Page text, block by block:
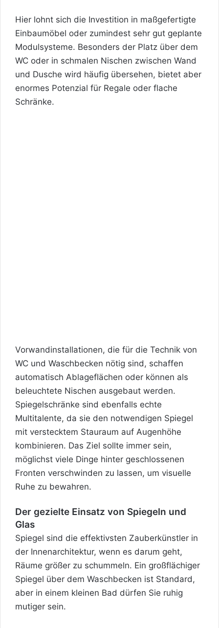
Hier lohnt sich die Investition in maßgefertigte
Einbaumöbel oder zumindest sehr gut geplante
Modulsysteme. Besonders der Platz über dem
WC oder in schmalen Nischen zwischen Wand
und Dusche wird häufig übersehen, bietet aber
enormes Potenzial für Regale oder flache
Schränke.
Vorwandinstallationen, die für die Technik von
WC und Waschbecken nötig sind, schaffen
automatisch Ablageflächen oder können als
beleuchtete Nischen ausgebaut werden.
Spiegelschränke sind ebenfalls echte
Multitalente, da sie den notwendigen Spiegel
mit verstecktem Stauraum auf Augenhöhe
kombinieren. Das Ziel sollte immer sein,
möglichst viele Dinge hinter geschlossenen
Fronten verschwinden zu lassen, um visuelle
Ruhe zu bewahren.
Der gezielte Einsatz von Spiegeln und
Glas
Spiegel sind die effektivsten Zauberkünstler in
der Innenarchitektur, wenn es darum geht,
Räume größer zu schummeln. Ein großflächiger
Spiegel über dem Waschbecken ist Standard,
aber in einem kleinen Bad dürfen Sie ruhig
mutiger sein.